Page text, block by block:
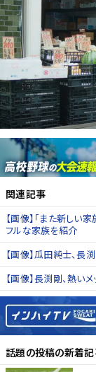
関連記事
【画像】「また新しい
フルな家族を紹介
【画像】瓜田純士、長
【画像】長渕剛、熱い
話題の投稿の新着